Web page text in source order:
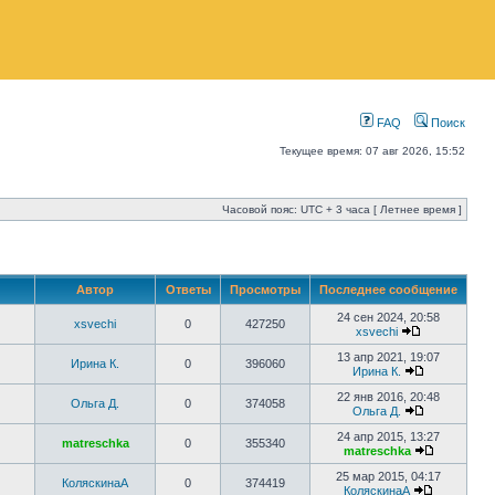
FAQ Поиск
Текущее время: 07 авг 2026, 15:52
Часовой пояс: UTC + 3 часа [ Летнее время ]
Автор Ответы Просмотры Последнее сообщение
xsvechi 0 427250
24 сен 2024, 20:58
xsvechi
Ирина К. 0 396060
13 апр 2021, 19:07
Ирина К.
Ольга Д. 0 374058
22 янв 2016, 20:48
Ольга Д.
matreschka 0 355340
24 апр 2015, 13:27
matreschka
КоляскинаА 0 374419
25 мар 2015, 04:17
КоляскинаА